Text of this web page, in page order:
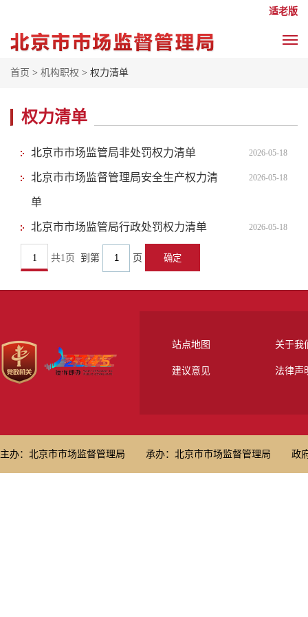
适老版
首页 > 机构职权 > 权力清单
权力清单
北京市市场监管局非处罚权力清单 2026-05-18
北京市市场监督管理局安全生产权力清
单
2026-05-18
北京市市场监管局行政处罚权力清单 2026-05-18
1 共1页 到第 页
站点地图 关于我
建议意见 法律声
主办：北京市市场监督管理局 承办：北京市市场监督管理局 政